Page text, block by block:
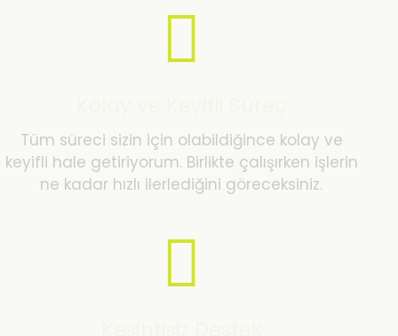
Tüm süreci sizin için olabildiğince kolay ve
keyifli hale getiriyorum. Birlikte çalışırken işlerin
ne kadar hızlı ilerlediğini göreceksiniz.